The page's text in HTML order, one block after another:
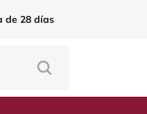
de 28 días